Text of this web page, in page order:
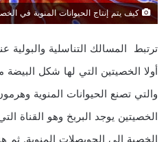
كيف يتم إنتاج الحيوانات المنوية في
ترتبط المسالك التناسلية والبولية
أولا الخصيتين التي لها شكل
والتي تصنع الحيوانات المنوية
الخصيتين يوجد البربخ وهو القناة